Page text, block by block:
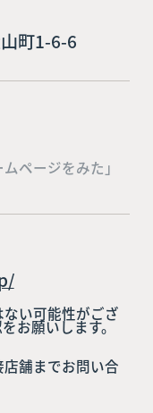
町1-6-6
ページをみた」
い可能性がござ
お願いします。
舗までお問い合